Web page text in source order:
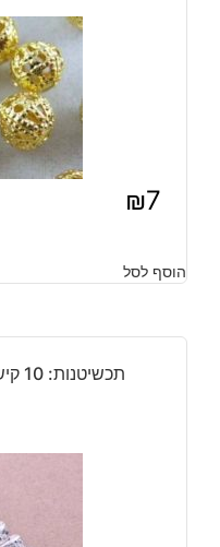
₪7
הוסף לסל
תכשיטנות: 10 קישוטי קריסטלים מוכספים